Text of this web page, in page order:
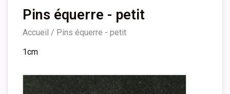
Pins équerre - petit
Accueil / Pins équerre - petit
1cm